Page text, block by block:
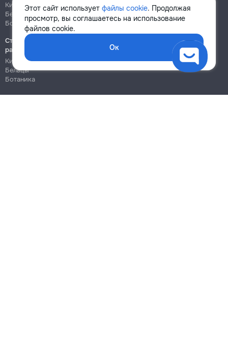
Этот сайт использует файлы cookie. Продолжая
просмотр, вы соглашаетесь на использование
файлов cookie.
Ок
Кишинёв
Бельцы
Ботаника
Кишинёв
Ботаника
Строительно-монтажные
работы
Кишинёв
Бельцы
Ботаника